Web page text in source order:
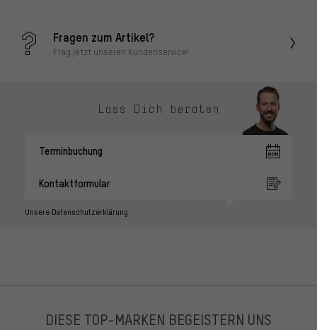
Fragen zum Artikel?
Frag jetzt unseren Kundenservice!
Lass Dich beraten
Terminbuchung
Kontaktformular
Unsere Datenschutzerklärung
DIESE TOP-MARKEN BEGEISTERN UNS